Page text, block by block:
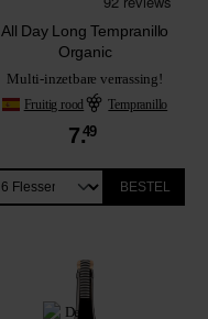
All Day Long Tempranillo
Organic
Multi-inzetbare verrassing!
Fruitig rood Tempranillo
7.49
BESTEL